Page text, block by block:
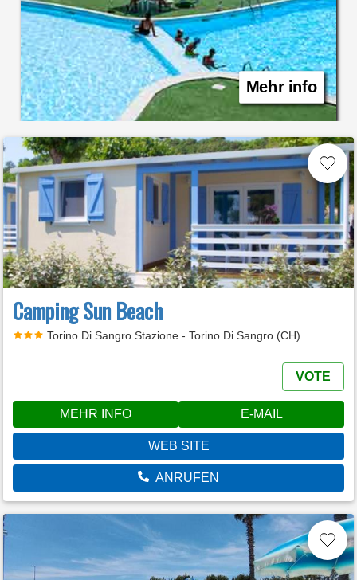
Mehr info
Camping Sun Beach
Torino Di Sangro Stazione - Torino Di Sangro (CH)
VOTE
MEHR INFO E-MAIL
WEB SITE
ANRUFEN